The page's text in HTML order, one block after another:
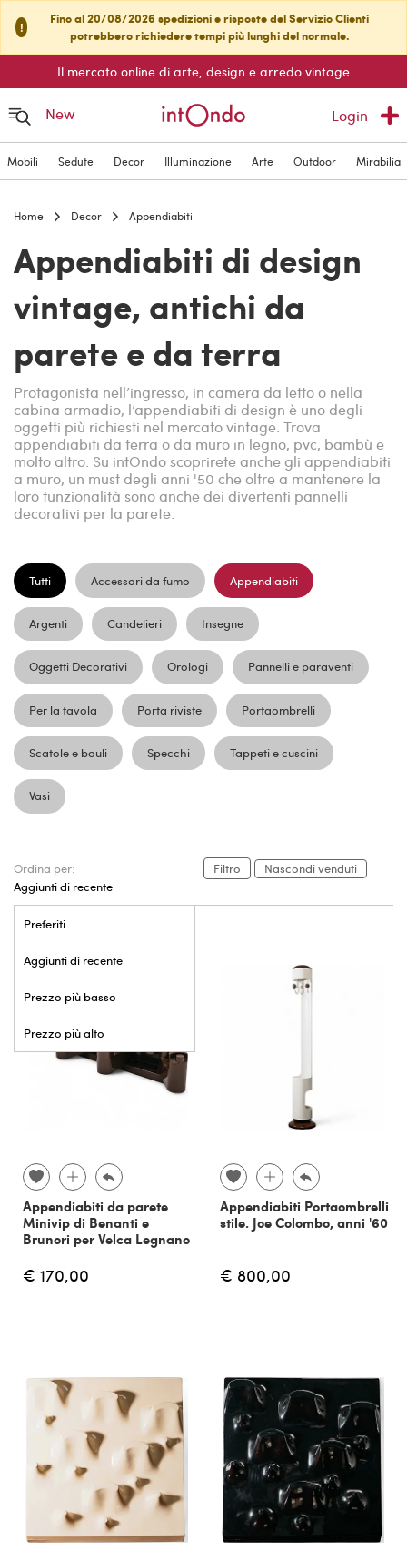
!
Fino al 20/08/2026 spedizioni e risposte del Servizio Clienti
potrebbero richiedere tempi più lunghi del normale.
Il mercato online di arte, design e arredo vintage
New Login
Mobili Sedute Decor Illuminazione Arte Outdoor Mirabilia
Home Decor Appendiabiti
Appendiabiti di design
vintage, antichi da
parete e da terra
Protagonista nell’ingresso, in camera da letto o nella
cabina armadio, l’appendiabiti di design è uno degli
oggetti più richiesti nel mercato vintage. Trova
appendiabiti da terra o da muro in legno, pvc, bambù e
molto altro. Su intOndo scoprirete anche gli appendiabiti
a muro, un must degli anni '50 che oltre a mantenere la
loro funzionalità sono anche dei divertenti pannelli
decorativi per la parete.
Tutti Accessori da fumo Appendiabiti
Argenti Candelieri Insegne
Oggetti Decorativi Orologi Pannelli e paraventi
Per la tavola Porta riviste Portaombrelli
Scatole e bauli Specchi Tappeti e cuscini
Vasi
Ordina per:
Aggiunti di recente
Preferiti
Aggiunti di recente
Prezzo più basso
Prezzo più alto
Filtro Nascondi venduti
Appendiabiti da parete
Minivip di Benanti e
Brunori per Velca Legnano
€ 170,00
Appendiabiti Portaombrelli
stile. Joe Colombo, anni '60
€ 800,00